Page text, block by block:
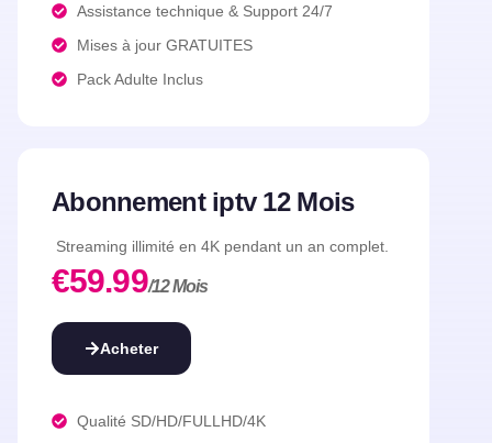
Assistance technique & Support 24/7​
Mises à jour GRATUITES​
Pack Adulte Inclus
Abonnement iptv 12 Mois
Streaming illimité en 4K pendant un an complet.
€59.99/12 Mois
Acheter
Qualité SD/HD/FULLHD/4K​